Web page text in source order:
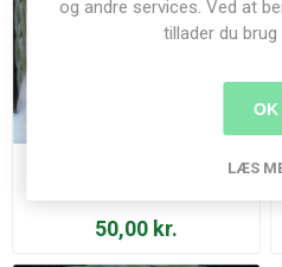
50,00 kr.
og andre services. Ved at
tillader du
OK
LÆS